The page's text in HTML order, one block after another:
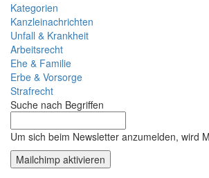
Kategorien
Kanzleinachrichten
Unfall & Krankheit
Arbeitsrecht
Ehe & Familie
Erbe & Vorsorge
Strafrecht
Suche nach Begriffen
Um sich beim Newsletter anzumelden, wird
Mailchimp aktivieren